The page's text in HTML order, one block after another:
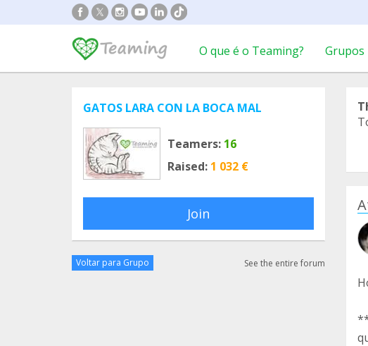
O que é o Teaming? Grupos
GATOS LARA CON LA BOCA MAL
Teamers: 16
Raised: 1 032 €
Join
Voltar para Grupo See the entire forum